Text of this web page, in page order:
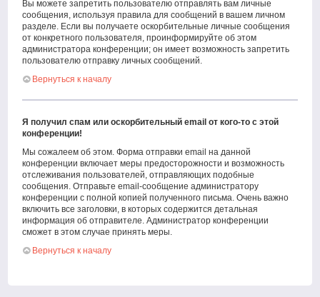
Вы можете запретить пользователю отправлять вам личные
сообщения, используя правила для сообщений в вашем личном
разделе. Если вы получаете оскорбительные личные сообщения
от конкретного пользователя, проинформируйте об этом
администратора конференции; он имеет возможность запретить
пользователю отправку личных сообщений.
Вернуться к началу
Я получил спам или оскорбительный email от кого-то с этой
конференции!
Мы сожалеем об этом. Форма отправки email на данной
конференции включает меры предосторожности и возможность
отслеживания пользователей, отправляющих подобные
сообщения. Отправьте email-сообщение администратору
конференции с полной копией полученного письма. Очень важно
включить все заголовки, в которых содержится детальная
информация об отправителе. Администратор конференции
сможет в этом случае принять меры.
Вернуться к началу